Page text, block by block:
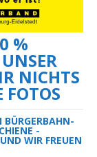
%
NICHTS
-
WIR FREUEN